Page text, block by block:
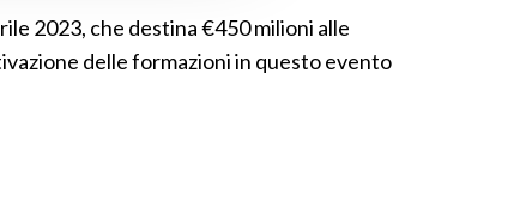
2023, che destina €450 milioni alle
delle formazioni in questo evento